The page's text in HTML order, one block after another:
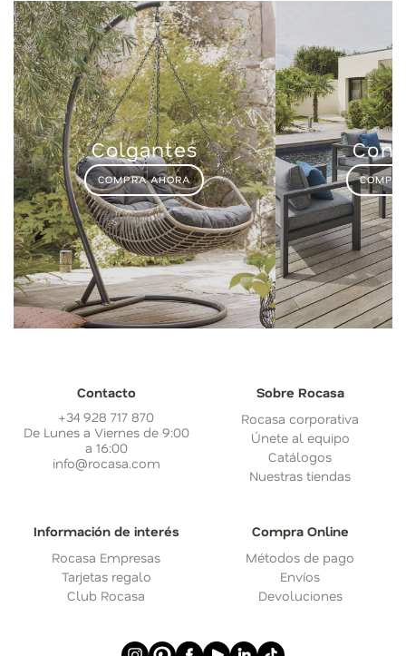
Colgantes
COMPRA AHORA
Contacto
+34 928 717 870
De Lunes a Viernes de 9:00
a 16:00
info@rocasa.com
Sobre Rocasa
Rocasa corporativa
Únete al equipo
Catálogos
Nuestras tiendas
Información de interés
Rocasa Empresas
Tarjetas regalo
Club Rocasa
Compra Online
Métodos de pago
Envíos
Devoluciones